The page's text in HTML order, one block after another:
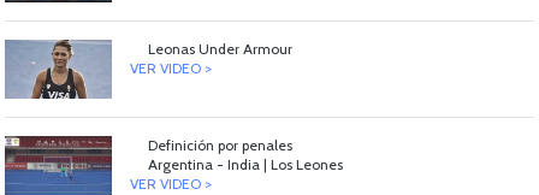
Leonas Under Armour
VER VIDEO >
Definición por penales
Argentina - India | Los Leones
VER VIDEO >